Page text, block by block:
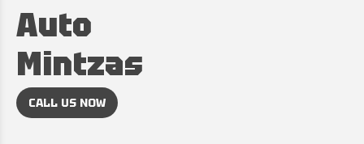
Auto
Mintzas
CALL US NOW